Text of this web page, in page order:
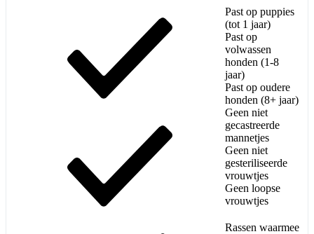
Past op puppies
(tot 1 jaar)
Past op
volwassen
honden (1-8
jaar)
Past op oudere
honden (8+ jaar)
Geen niet
gecastreerde
mannetjes
Geen niet
gesteriliseerde
vrouwtjes
Geen loopse
vrouwtjes
Rassen waarmee